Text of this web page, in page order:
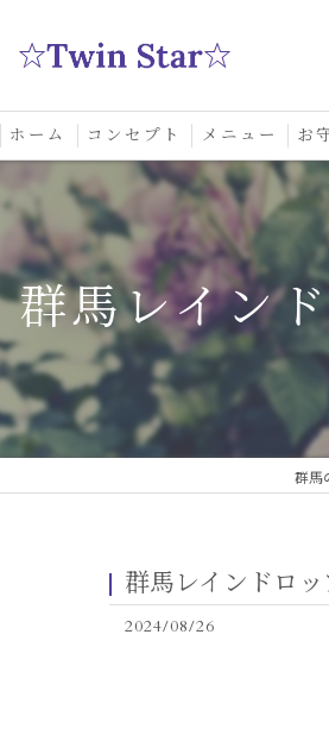
ホーム コンセプト メニュー
スクール
お
群馬レイン
群馬
群馬レインドロ
2024/08/26